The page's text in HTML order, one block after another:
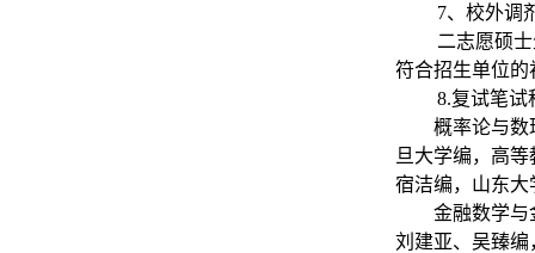
7、校外调
二志愿硕
符合招生单位
8.复试笔试
概率论与数
旦大学编，高
宿洁编，山东大
金融数学与
刘建亚、吴臻